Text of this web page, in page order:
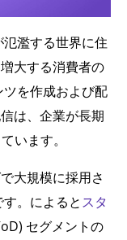
濫する世界に住
大する消費者の
を作成および配
は、企業が長期
います。
大規模に採用さ
。によるとスタ
セグメントの